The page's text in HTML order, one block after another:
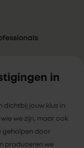
in
dichtbij jouw klus in
we zijn, maar ook
geholpen door
produceren we